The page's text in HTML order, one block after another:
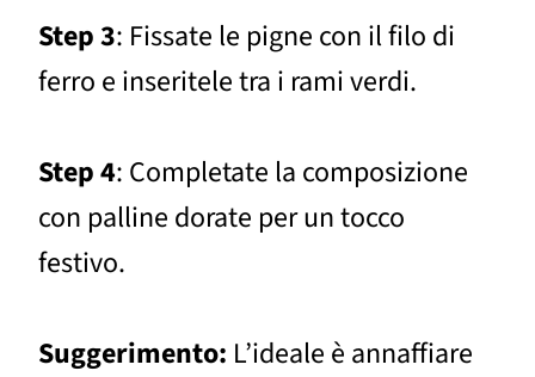
Step 3: Fissate le pigne con il filo di
ferro e inseritele tra i rami verdi.
Step 4: Completate la composizione
con palline dorate per un tocco
festivo.
Suggerimento: L’ideale è annaffiare